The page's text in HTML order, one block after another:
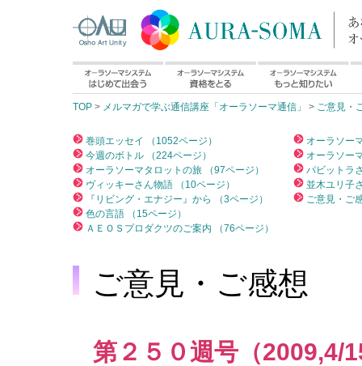
TOP > メルマガで学ぶ通信講座「オーラソーマ通信」 > ご意見・
巻頭エッセイ （1052ページ）
今週のボトル （224ページ）
オーラソーマタロットの旅 （97ページ）
ヴィッキーさん物語 （10ページ）
『リビング・エナジー』から （3ページ）
色の言語 （15ページ）
ＡＥＯＳプロダクツのご案内 （76ページ）
オーラソー
オーラソー
パビットラ
並木ユリ子
ご意見・ご
ご意見・ご感想
第２５０週号（2009,4/